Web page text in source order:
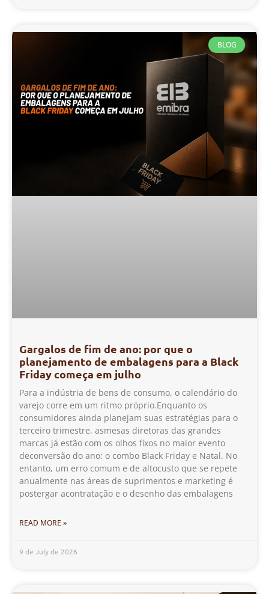
BLOG
Gargalos de fim de ano: por que o
planejamento de embalagens para a Black
Friday começa em julho
Para a indústria de bens de consumo, o calendário do
varejo corre em um ritmo próprio.Enquanto os
consumidores ainda planejam suas estratégias para o
terceiro trimestre, asmesas diretoras das grandes
marcas já estão com os olhos fixos no maior evento
deconversão do ano: o combo Black Friday e Natal. No
entanto, um erro comum e de altocusto que se repete
anualmente nas áreas de suprimentos e marketing é
postergar acontratação e o desenho das embalagens
READ MORE »
9 de July de 2026